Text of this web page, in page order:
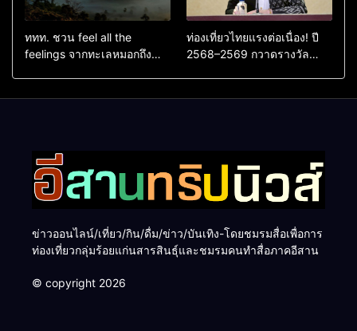
ททท. ชวน feel all the
feelings จากทะเลหมอกถึง
ท่องเที่ยวไทยแรงต่อเนื่อง! ปี
2568–2569 กวาดรางวัล
ข่าวออนไลน์/เที่ยว/กิน/ดื่ม/ข่าว/บันเทิง-โดยชมรมสื่อเพื่อการ
ท่องเที่ยวกลุ่มร้อยแก่นสารสินธุ์และชมรมคนทำสื่อภาคอีสาน
© copyright 2026